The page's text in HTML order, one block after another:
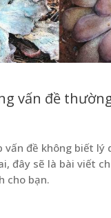
vấn đề
vấn đề không biết lý
đây sẽ là bài viết
cho bạn.